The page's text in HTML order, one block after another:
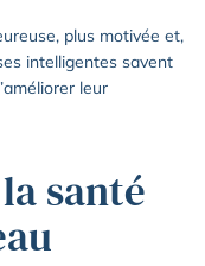
plus motivée et,
intelligentes savent
leur
santé